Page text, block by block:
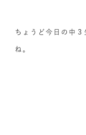
ちょうど今日の中
ね。